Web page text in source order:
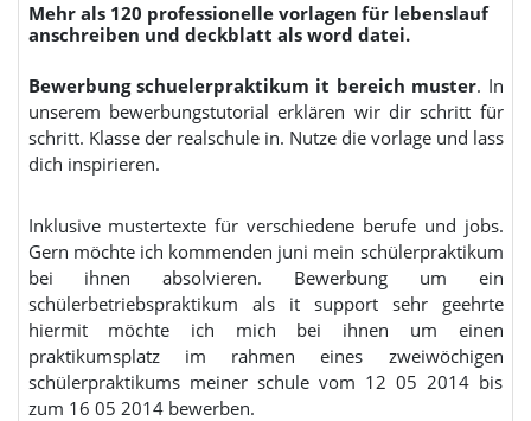
Mehr als 120 professionelle vorlagen für lebenslauf
anschreiben und deckblatt als word datei.
Bewerbung schuelerpraktikum it bereich muster. In
unserem bewerbungstutorial erklären wir dir schritt für
schritt. Klasse der realschule in. Nutze die vorlage und lass
dich inspirieren.
Inklusive mustertexte für verschiedene berufe und jobs.
Gern möchte ich kommenden juni mein schülerpraktikum
bei ihnen absolvieren. Bewerbung um ein
schülerbetriebspraktikum als it support sehr geehrte
hiermit möchte ich mich bei ihnen um einen
praktikumsplatz im rahmen eines zweiwöchigen
schülerpraktikums meiner schule vom 12 05 2014 bis
zum 16 05 2014 bewerben.